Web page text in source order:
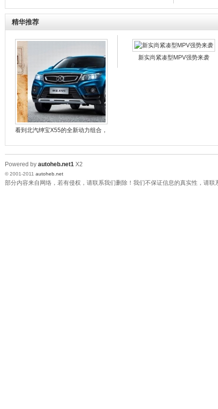
牌半数！
40万辆下线创全新里程碑，问界新M7系列累计交付破
20万辆占半数 ...
高能就位·美好如7 -问界新M7 Ultra高端品鉴沙龙-于石
家庄滹沱宾馆圆满结束！ ...
问界汽车领跑新能源汽车市场，问界新M7 Ultra成销量
弯道遇险不再怕，问界新M5主动安全能力惊艳全场
高能就位 美好如7 问界新M7 Ultra高端品鉴沙龙-唐山
站 完美收官！ ...
累计销量居中国市场新势力车型TOP 1，问界新M7
Ultra成国民SUV首选 ...
精华推荐
看到北汽绅宝X55的全新动力组合，
新实尚紧凑型MPV强势来袭
Powered by autoheb.net1 X2
© 2001-2011 autoheb.net
部分内容来自网络，若有侵权，请联系我们删除！我们不保证信息的真实性，请联